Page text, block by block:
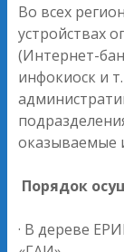
Во всех
устройствах
(Интернет-
инфокиоск и
оказываемые
Порядок
· В дереве